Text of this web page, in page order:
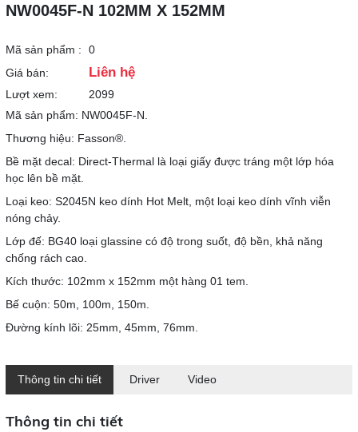
NW0045F-N 102MM X 152MM
Mã sản phẩm :
0
Giá bán:
Liên hệ
Lượt xem:
2099
Mã sản phẩm: NW0045F-N.
Thương hiệu: Fasson®.
Bề mặt decal: Direct-Thermal là loại giấy được tráng một lớp hóa
học lên bề mặt.
Loại keo: S2045N keo dính Hot Melt, một loại keo dính vĩnh viễn
nóng chảy.
Lớp đế: BG40 loại glassine có độ trong suốt, độ bền, khả năng
chống rách cao.
Kích thước: 102mm x 152mm một hàng 01 tem.
Bế cuộn: 50m, 100m, 150m.
Đường kính lõi: 25mm, 45mm, 76mm.
Thông tin chi tiết Driver Video
Thông tin chi tiết